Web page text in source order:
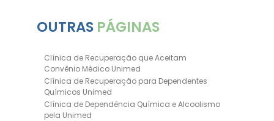
OUTRAS PÁGINAS
Clínica de Recuperação que Aceitam
Convênio Médico Unimed
Clínica de Recuperação para Dependentes
Químicos Unimed
Clínica de Dependência Química e Alcoolismo
pela Unimed